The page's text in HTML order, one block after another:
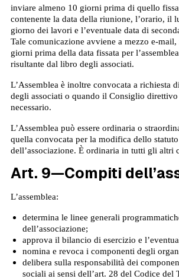
inviare almeno 10 giorni prima di quello
contenente la data della riunione, l’orario, il
giorno dei lavori e l’eventuale data di
Tale comunicazione avviene a mezzo e-
giorni prima della data fissata per
risultante dal libro degli associati.
L’Assemblea è inoltre convocata a richiesta
degli associati o quando il Consiglio
necessario.
L’Assemblea può essere ordinaria o
quella convocata per la modifica dello
dell’associazione. È ordinaria in tutti gli altri
Art. 9—Compiti
L’assemblea:
determina le linee generali
dell’associazione;
approva il bilancio di esercizio e
nomina e revoca i componenti degli
delibera sulla responsabilità dei
sociali ai sensi dell’art. 28 del Codice del